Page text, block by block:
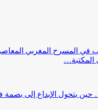
في المسرح المغربي
المكتبة…
يتحول الإبداع إلى بصمة